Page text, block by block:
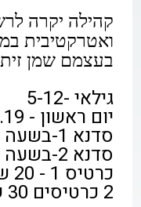
צור
קשר
קהילה יקרה
ואטרקטיבית
בעצמם שמן
גילאי -5-12
יום ראשון - 8.12.19
סדנא 1-בשעה 17:00
סדנא 2-בשעה 18:00
כרטיס 1 - 20 שח
2 כרטיסים 30 שח